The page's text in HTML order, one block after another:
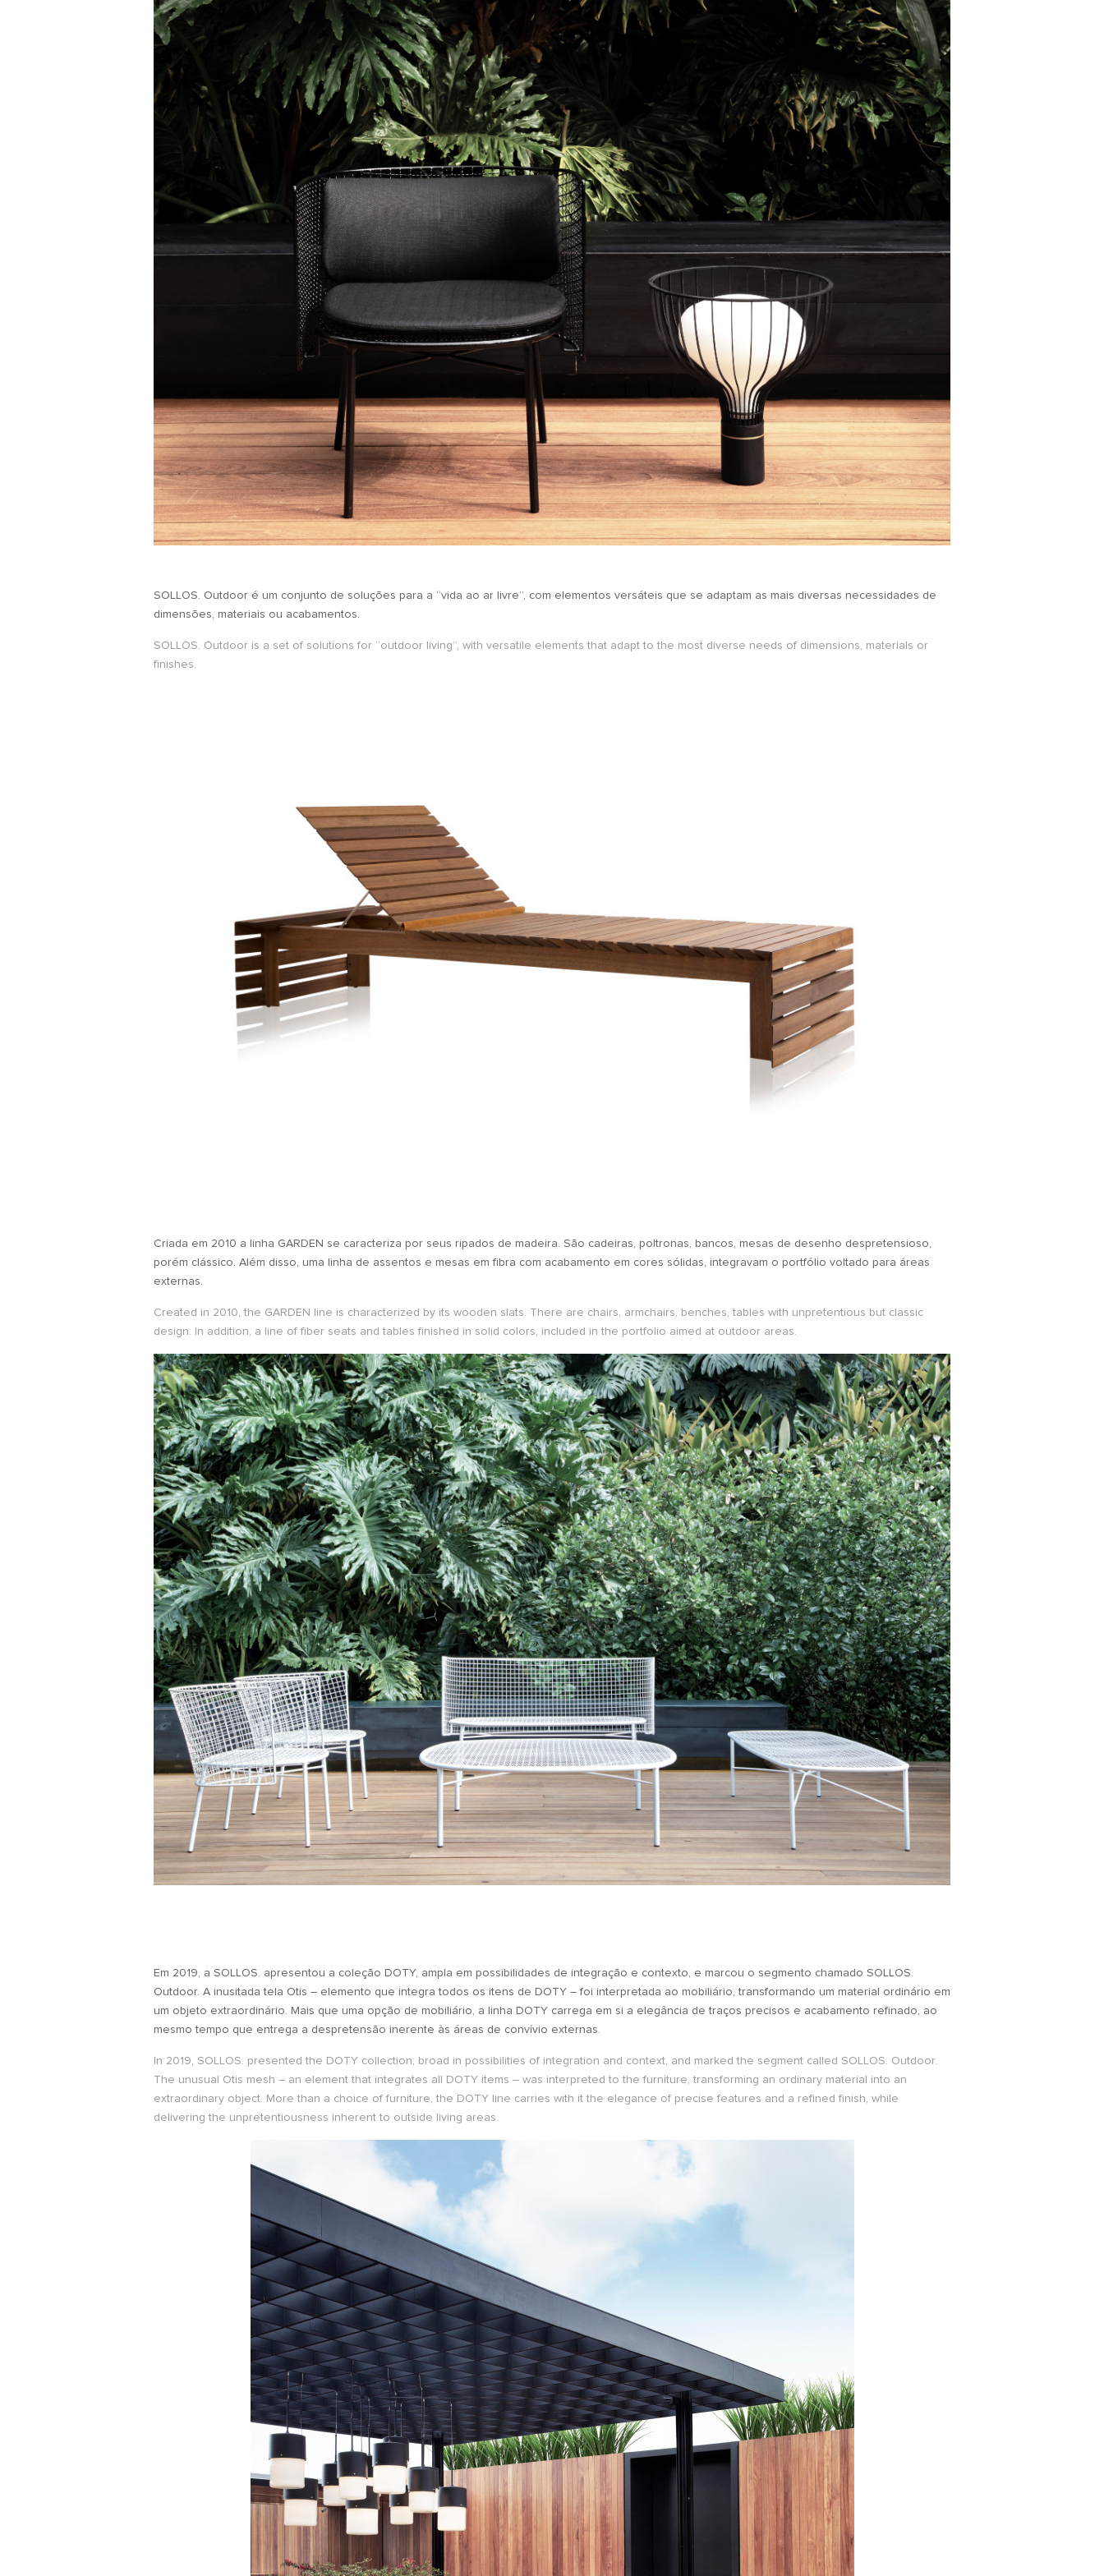
SOLLOS. Outdoor é um conjunto de soluções para a “vida ao ar livre”, com elementos versáteis que se adaptam as mais diversas necessidades de
dimensões, materiais ou acabamentos.
SOLLOS. Outdoor is a set of solutions for “outdoor living”, with versatile elements that adapt to the most diverse needs of dimensions, materials or
finishes.
Criada em 2010 a linha GARDEN se caracteriza por seus ripados de madeira. São cadeiras, poltronas, bancos, mesas de desenho despretensioso,
porém clássico. Além disso, uma linha de assentos e mesas em fibra com acabamento em cores sólidas, integravam o portfólio voltado para áreas
externas.
Created in 2010, the GARDEN line is characterized by its wooden slats. There are chairs, armchairs, benches, tables with unpretentious but classic
design. In addition, a line of fiber seats and tables finished in solid colors, included in the portfolio aimed at outdoor areas.
Em 2019, a SOLLOS. apresentou a coleção DOTY, ampla em possibilidades de integração e contexto, e marcou o segmento chamado SOLLOS.
Outdoor. A inusitada tela Otis – elemento que integra todos os itens de DOTY – foi interpretada ao mobiliário, transformando um material ordinário em
um objeto extraordinário. Mais que uma opção de mobiliário, a linha DOTY carrega em si a elegância de traços precisos e acabamento refinado, ao
mesmo tempo que entrega a despretensão inerente às áreas de convívio externas.
In 2019, SOLLOS. presented the DOTY collection, broad in possibilities of integration and context, and marked the segment called SOLLOS. Outdoor.
The unusual Otis mesh – an element that integrates all DOTY items – was interpreted to the furniture, transforming an ordinary material into an
extraordinary object. More than a choice of furniture, the DOTY line carries with it the elegance of precise features and a refined finish, while
delivering the unpretentiousness inherent to outside living areas.